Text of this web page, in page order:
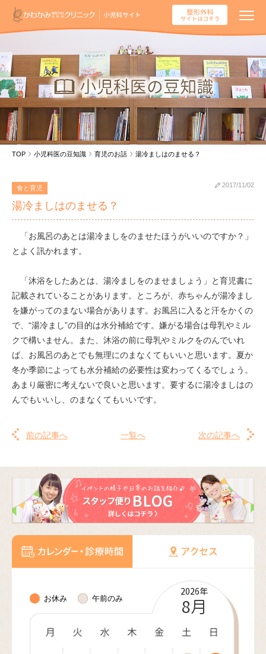
TOP 小児科医の豆知識 育児のお話 湯冷ましはのませる？
食と育児
湯冷ましはのませる？
2017/11/02
「お風呂のあとは湯冷ましをのませたほうがいいのですか？」
とよく訊かれます。
「沐浴をしたあとは、湯冷ましをのませましょう」と育児書に
記載されていることがあります。ところが、赤ちゃんが湯冷まし
を嫌がってのまない場合があります。お風呂に入ると汗をかくの
で、“湯冷まし”の目的は水分補給です。嫌がる場合は母乳やミル
クで構いません。また、沐浴の前に母乳やミルクをのんでいれ
ば、お風呂のあとでも無理にのまなくてもいいと思います。夏か
冬か季節によっても水分補給の必要性は変わってくるでしょう。
あまり厳密に考えないで良いと思います。要するに湯冷ましはの
んでもいいし、のまなくてもいいです。
前の記事へ 一覧へ 次の記事へ
お休み 午前のみ
2026年
8月
2026年
9月
2026年
10月
2026年
11月
2026年
12月
2027年
1月
2027年
2月
2027年
3月
2027年
4月
2027年
5月
2027年
6月
2027年
7月